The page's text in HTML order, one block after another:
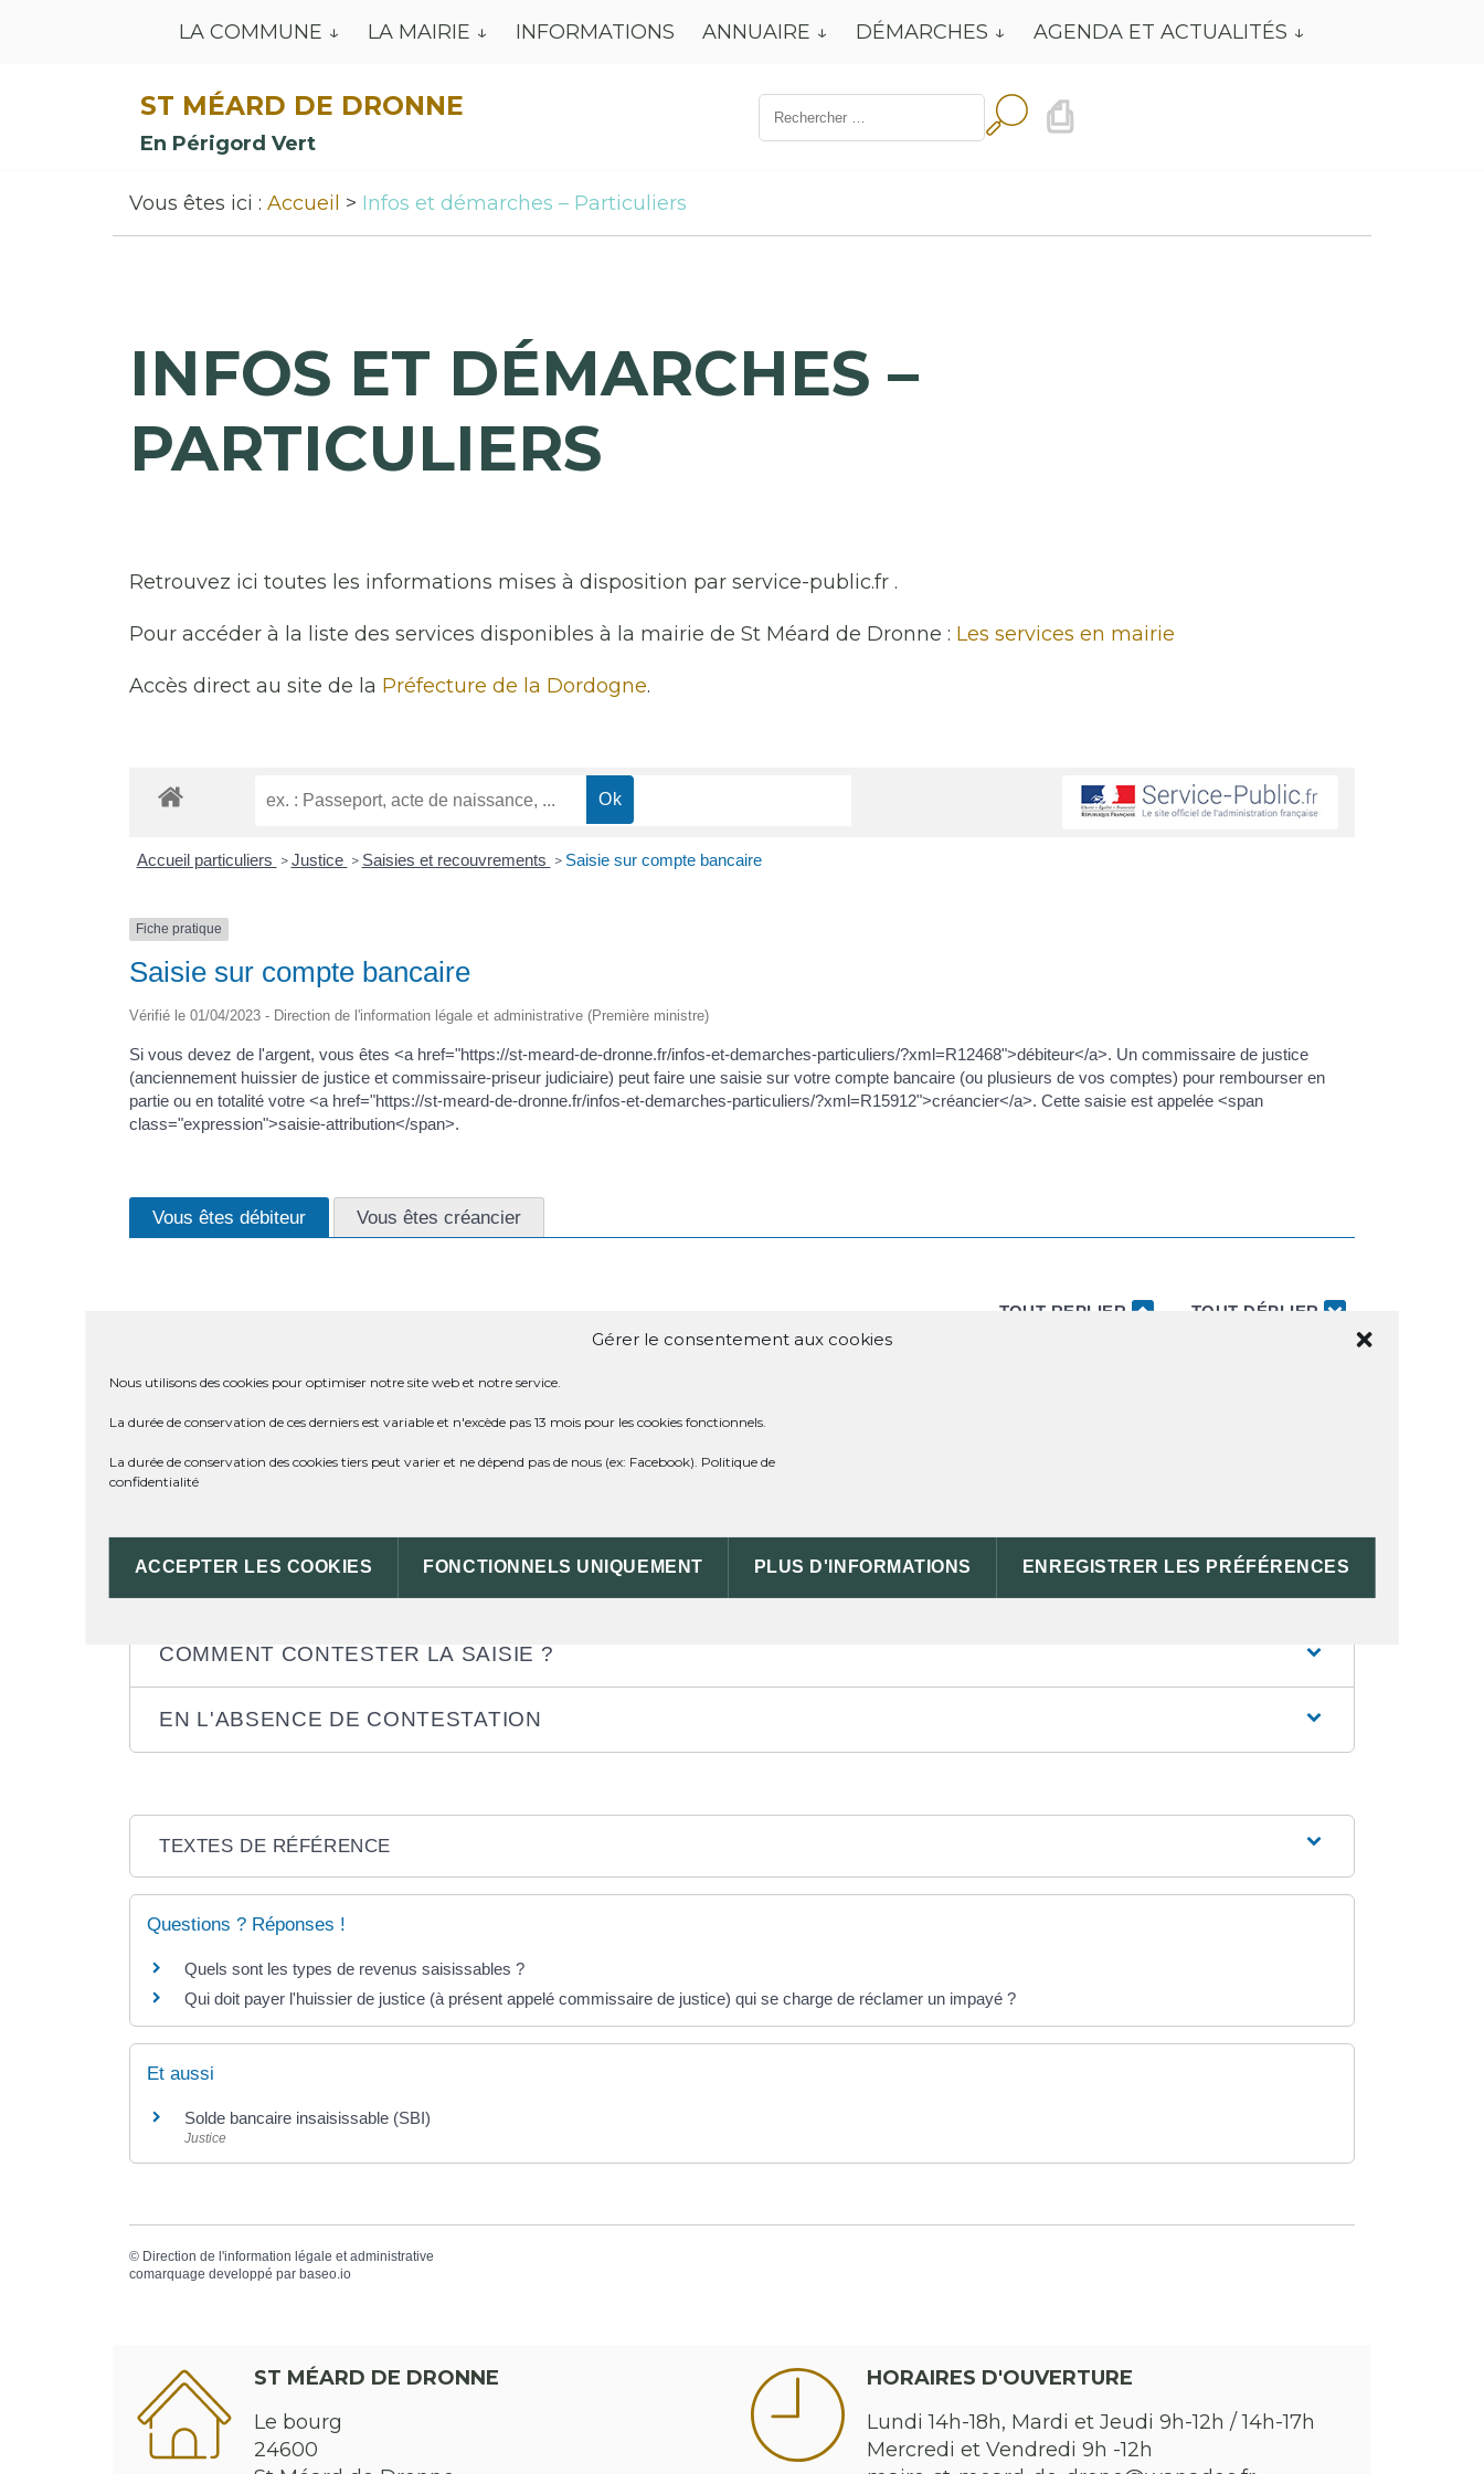
Gérer le consentement aux cookies
Nous utilisons des cookies pour optimiser notre site web et notre service.
La durée de conservation de ces derniers est variable et n'excède pas 13 mois pour les cookies fonctionnels.
La durée de conservation des cookies tiers peut varier et ne dépend pas de nous (ex: Facebook). Politique de
confidentialité
ACCEPTER LES COOKIES FONCTIONNELS UNIQUEMENT PLUS D'INFORMATIONS ENREGISTRER LES PRÉFÉRENCES
LA COMMUNE LA MAIRIE INFORMATIONS ANNUAIRE DÉMARCHES AGENDA ET ACTUALITÉS
ST MÉARD DE DRONNE
En Périgord Vert
Résultat
de
⎙
Vous êtes ici : Accueil Infos et démarches – Particuliers
INFOS ET DÉMARCHES –
PARTICULIERS
Retrouvez ici toutes les informations mises à disposition par service-public.fr .
Pour accéder à la liste des services disponibles à la mairie de St Méard de Dronne : Les services en mairie
Accès direct au site de la Préfecture de la Dordogne.
Accueil particuliers > Justice > Saisies et recouvrements > Saisie sur compte bancaire
Fiche pratique
Saisie sur compte bancaire
Vérifié le 01/04/2023 - Direction de l'information légale et administrative (Première ministre)
Si vous devez de l'argent, vous êtes <a href="https://st-meard-de-dronne.fr/infos-et-demarches-particuliers/?xml=R12468">débiteur</a>. Un commissaire de justice
(anciennement huissier de justice et commissaire-priseur judiciaire) peut faire une saisie sur votre compte bancaire (ou plusieurs de vos comptes) pour rembourser en
partie ou en totalité votre <a href="https://st-meard-de-dronne.fr/infos-et-demarches-particuliers/?xml=R15912">créancier</a>. Cette saisie est appelée <span
class="expression">saisie-attribution</span>.
Vous êtes débiteur Vous êtes créancier
TOUT REPLIER TOUT DÉPLIER
POUR QUELLE DETTE ?
COMMENT ÊTES-VOUS INFORMÉ DE LA SAISIE ?
COMMENT CONTESTER LA SAISIE ?
EN L'ABSENCE DE CONTESTATION
TEXTES DE RÉFÉRENCE
Questions ? Réponses !
Quels sont les types de revenus saisissables ?
Qui doit payer l'huissier de justice (à présent appelé commissaire de justice) qui se charge de réclamer un impayé ?
Et aussi
Solde bancaire insaisissable (SBI)
Justice
© Direction de l'information légale et administrative
comarquage developpé par baseo.io
ST MÉARD DE DRONNE
Le bourg
24600
HORAIRES D'OUVERTURE
Lundi 14h-18h, Mardi et Jeudi 9h-12h / 14h-17h
Mercredi et Vendredi 9h -12h